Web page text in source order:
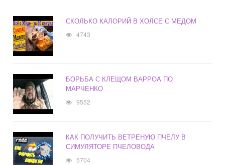
СКОЛЬКО КАЛОРИЙ В ХОЛСЕ С МЕДОМ
4743
БОРЬБА С КЛЕЩОМ ВАРРОА ПО
МАРЧЕНКО
9552
КАК ПОЛУЧИТЬ ВЕТРЕНУЮ ПЧЕЛУ В
СИМУЛЯТОРЕ ПЧЕЛОВОДА
5704